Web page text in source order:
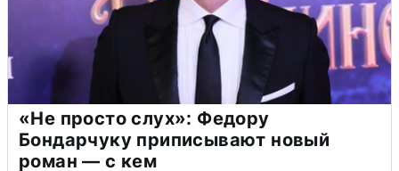
«Не просто слух»: Федору
Бондарчуку приписывают новый
роман — с кем